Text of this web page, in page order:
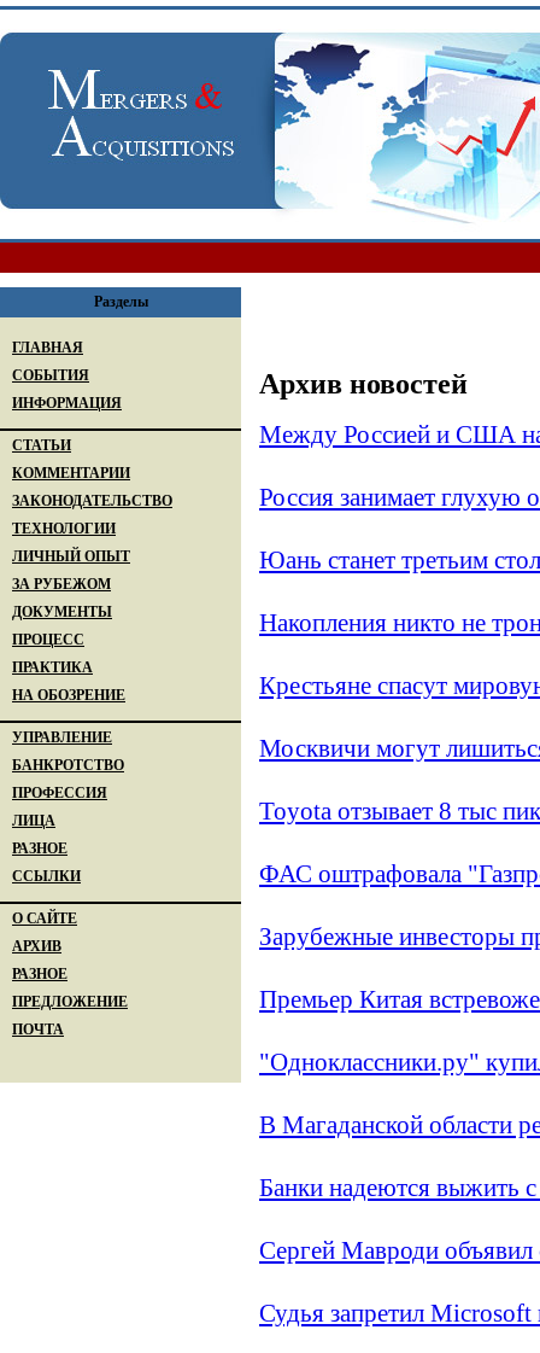
Разделы
ГЛАВНАЯ
СОБЫТИЯ
ИНФОРМАЦИЯ
СТАТЬИ
КОММЕНТАРИИ
ЗАКОНОДАТЕЛЬСТВО
ТЕХНОЛОГИИ
ЛИЧНЫЙ ОПЫТ
ЗА РУБЕЖОМ
ДОКУМЕНТЫ
ПРОЦЕСС
ПРАКТИКА
НА ОБОЗРЕНИЕ
УПРАВЛЕНИЕ
БАНКРОТСТВО
ПРОФЕССИЯ
ЛИЦА
РАЗНОЕ
ССЫЛКИ
О САЙТЕ
АРХИВ
РАЗНОЕ
ПРЕДЛОЖЕНИЕ
ПОЧТА
Архив новостей
Между Россией и США
Россия занимает глухую
Юань станет третьим
Накопления никто не
Крестьяне спасут
Москвичи могут
Toyota отзывает 8 тыс
ФАС оштрафовала
Зарубежные инвесторы
Премьер Китая
"Одноклассники.ру"
В Магаданской области
Банки надеются выжить
Сергей Мавроди
Судья запретил Microsoft